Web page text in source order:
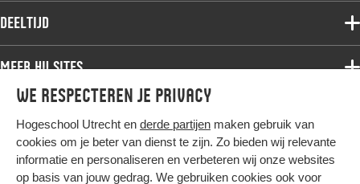
We respecteren je privacy
Hogeschool Utrecht en derde partijen maken gebruik van
cookies om je beter van dienst te zijn. Zo bieden wij relevante
informatie en personaliseren en verbeteren wij onze websites
op basis van jouw gedrag. We gebruiken cookies ook voor
Onderzoek
Werken bij de HU
Contact
Associate degree
Master
Studiekeuze voltijd
Deeltijd
Associate degree
Bachelor
Master
Post-master
Meer HU sites
HU International
HU Bibliotheek
HU Ontwikkelt
Hier komt alles samen